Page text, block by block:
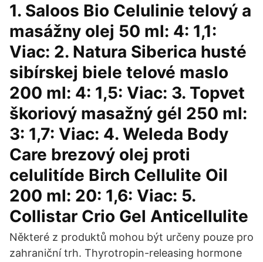
1. Saloos Bio Celulinie telový a
masážny olej 50 ml: 4: 1,1:
Viac: 2. Natura Siberica husté
sibírskej biele telové maslo
200 ml: 4: 1,5: Viac: 3. Topvet
škoriový masažný gél 250 ml:
3: 1,7: Viac: 4. Weleda Body
Care brezový olej proti
celulitíde Birch Cellulite Oil
200 ml: 20: 1,6: Viac: 5.
Collistar Crio Gel Anticellulite
Některé z produktů mohou být určeny pouze pro
zahraniční trh. Thyrotropin-releasing hormone